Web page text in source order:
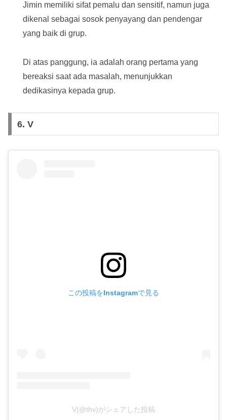
Jimin memiliki sifat pemalu dan sensitif, namun juga
dikenal sebagai sosok penyayang dan pendengar
yang baik di grup.
Di atas panggung, ia adalah orang pertama yang
bereaksi saat ada masalah, menunjukkan
dedikasinya kepada grup.
6. V
この投稿をInstagramで見る
V(@thv)がシェアした投稿